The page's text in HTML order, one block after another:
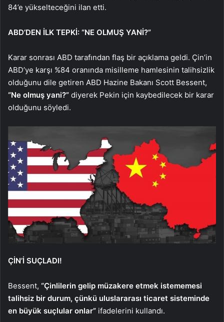
84’e yükselteceğini ilan etti.
ABD’DEN İLK TEPKİ: “NE OLMUŞ YANİ?”
Karar sonrası ABD tarafından flaş bir açıklama geldi. Çin’in
ABD’ye karşı %84 oranında misilleme hamlesinin talihsizlik
olduğunu dile getiren ABD Hazine Bakanı Scott Bessent,
“Ne olmuş yani?” diyerek Pekin için kaybedilecek bir karar
olduğunu söyledi.
ÇİN’İ SUÇLADI!
Bessent, “Çinlilerin gelip müzakere etmek istememesi
talihsiz bir durum, çünkü uluslararası ticaret sisteminde
en büyük suçlular onlar” ifadelerini kullandı.